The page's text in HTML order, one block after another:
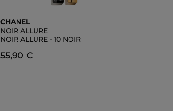
CHANEL
NOIR ALLURE
NOIR ALLURE - 10 NOIR
55,90 €